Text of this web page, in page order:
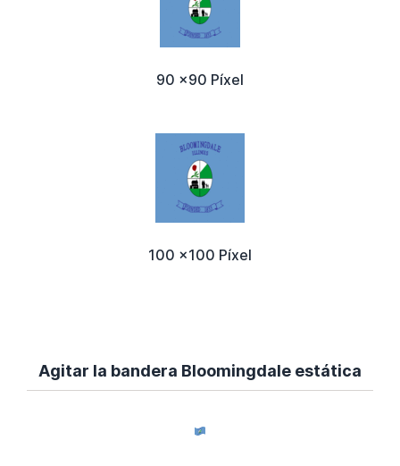
90 x90 Píxel
100 x100 Píxel
Agitar la bandera Bloomingdale estática